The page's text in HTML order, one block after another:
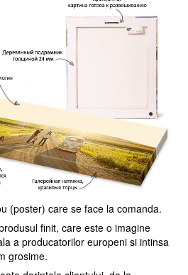
(poster) care se face la comanda.
finit, care este o imagine
a producatorilor europeni si intinsa
grosime.